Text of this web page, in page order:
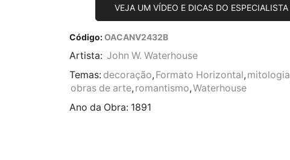
VEJA UM VÍDEO E DICAS DO ESPECIALISTA
Código:OACANV2432B
Artista: John W. Waterhouse
Temas: decoração, Formato Horizontal, mitologia
obras de arte, romantismo,Waterhouse
Ano da Obra: 1891